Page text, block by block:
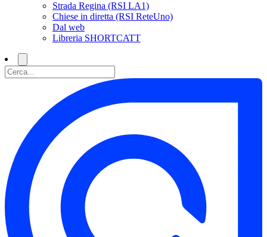
Strada Regina (RSI LA1)
Chiese in diretta (RSI ReteUno)
Dal web
Libreria SHORTCATT